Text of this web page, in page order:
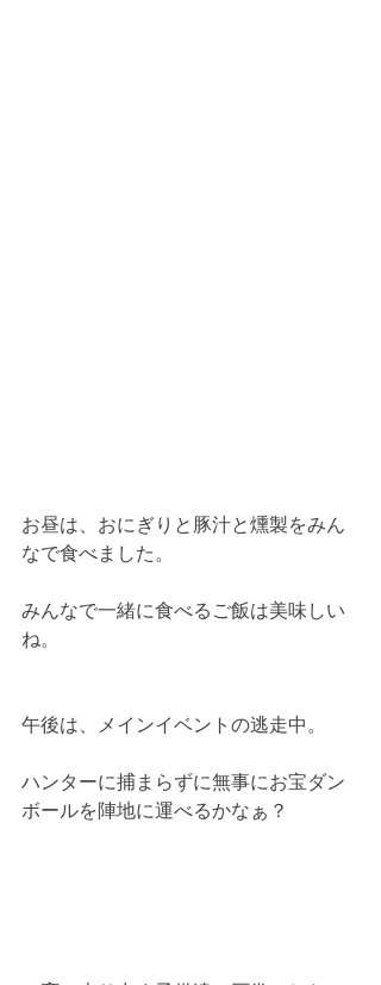
お昼は、おにぎりと豚汁と燻製をみん
なで食べました。
みんなで一緒に食べるご飯は美味しい
ね。
午後は、メインイベントの逃走中。
ハンターに捕まらずに無事にお宝ダン
ボールを陣地に運べるかなぁ？